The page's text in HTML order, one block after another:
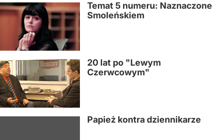
Temat 5 numeru: Naznaczone
Smoleńskiem
20 lat po "Lewym
Czerwcowym"
Papież kontra dziennikarze